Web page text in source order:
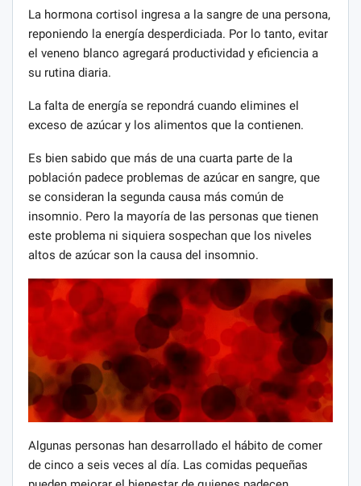
La hormona cortisol ingresa a la sangre de una persona,
reponiendo la energía desperdiciada. Por lo tanto, evitar
el veneno blanco agregará productividad y eficiencia a
su rutina diaria.
La falta de energía se repondrá cuando elimines el
exceso de azúcar y los alimentos que la contienen.
Es bien sabido que más de una cuarta parte de la
población padece problemas de azúcar en sangre, que
se consideran la segunda causa más común de
insomnio. Pero la mayoría de las personas que tienen
este problema ni siquiera sospechan que los niveles
altos de azúcar son la causa del insomnio.
Algunas personas han desarrollado el hábito de comer
de cinco a seis veces al día. Las comidas pequeñas